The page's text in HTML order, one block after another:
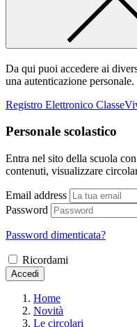
Da qui puoi accedere ai
una autenticazione personale.
Registro Elettronico
Personale scolastico
Entra nel sito della scuola
contenuti, visualizzare
Email address
Password
Password dimenticata?
Ricordami
Accedi
Home
Novità
Le circolari